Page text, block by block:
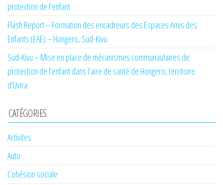
protection de l’enfant
Flash Report – Formation des encadreurs des Espaces Amis des
Enfants (EAE) – Hongero, Sud-Kivu
Sud-Kivu – Mise en place de mécanismes communautaires de
protection de l’enfant dans l’aire de santé de Hongero, territoire
d’Uvira
CATÉGORIES
Activites
Auto
Cohésion sociale